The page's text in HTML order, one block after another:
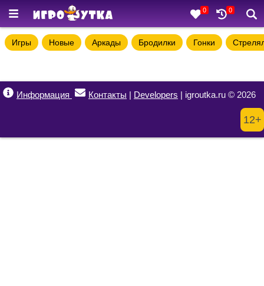
0 0
Игры Новые Аркады Бродилки Гонки
Информация Контакты | Developers | igroutka.ru © 2026
12+